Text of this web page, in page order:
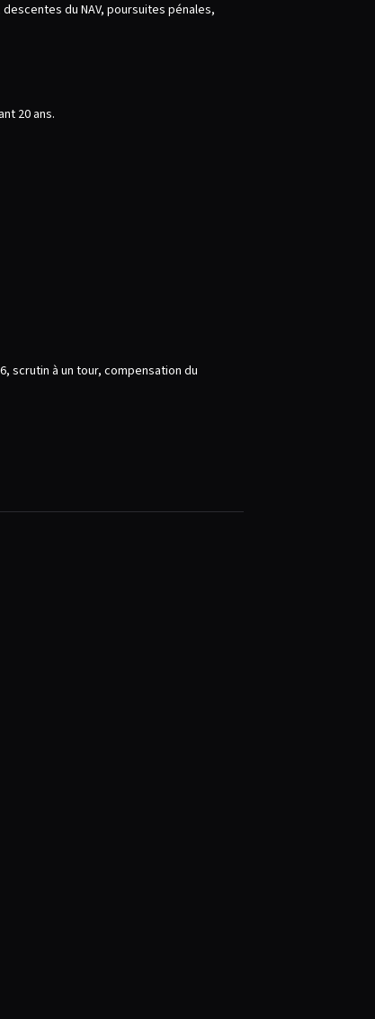
du NAV, poursuites pénales,
20 ans.
scrutin à un tour, compensation du